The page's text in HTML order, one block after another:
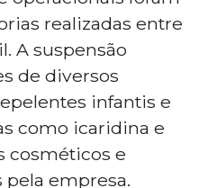
realizadas entre
A suspensão
de diversos
infantis e
como icaridina e
cosméticos e
pela empresa.